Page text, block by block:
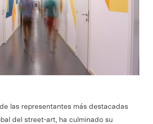
las representantes más destacadas
del street-art, ha culminado su